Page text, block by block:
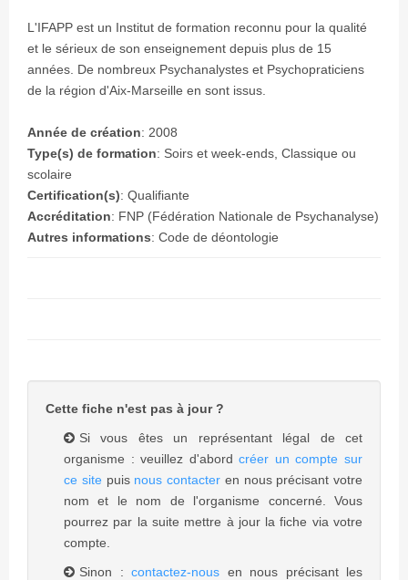
L'IFAPP est un Institut de formation reconnu pour la qualité
et le sérieux de son enseignement depuis plus de 15
années. De nombreux Psychanalystes et Psychopraticiens
de la région d'Aix-Marseille en sont issus.
Année de création: 2008
Type(s) de formation: Soirs et week-ends, Classique ou
scolaire
Certification(s): Qualifiante
Accréditation: FNP (Fédération Nationale de Psychanalyse)
Autres informations: Code de déontologie
Cette fiche n'est pas à jour ?
Si vous êtes un représentant légal de cet
organisme : veuillez d'abordcréer un compte sur
ce sitepuis nous contacter en nous précisant votre
nom et le nom de l'organisme concerné. Vous
pourrez par la suite mettre à jour la fiche via votre
compte.
Sinon : contactez-nous en nous précisant les